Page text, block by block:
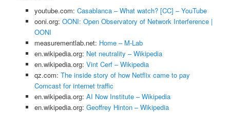
youtube.com: Casablanca – What watch? [CC] – YouTube
ooni.org: OONI: Open Observatory of Network Interference |
OONI
measurementlab.net: Home – M-Lab
en.wikipedia.org: Net neutrality – Wikipedia
en.wikipedia.org: Vint Cerf – Wikipedia
qz.com: The inside story of how Netflix came to pay
Comcast for internet traffic
en.wikipedia.org: AI Now Institute – Wikipedia
en.wikipedia.org: Geoffrey Hinton – Wikipedia